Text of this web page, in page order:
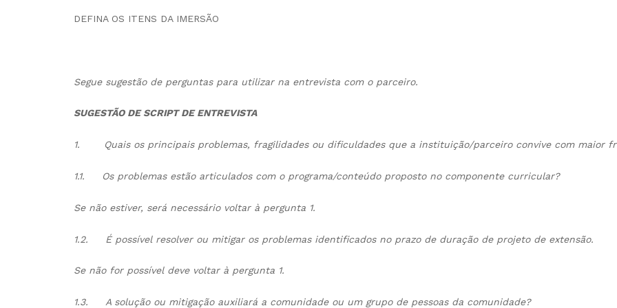
DEFINA OS ITENS DA IMERSÃO
Segue sugestão de perguntas para utilizar na entrevista com o parceiro.
SUGESTÃO DE SCRIPT DE ENTREVISTA
1. Quais os principais problemas, fragilidades ou dificuldades que a instituição/parceiro convive com maior
1.1. Os problemas estão articulados com o programa/conteúdo proposto no componente curricular?
Se não estiver, será necessário voltar à pergunta 1.
1.2. É possível resolver ou mitigar os problemas identificados no prazo de duração de projeto de extensão.
Se não for possível deve voltar à pergunta 1.
1.3. A solução ou mitigação auxiliará a comunidade ou um grupo de pessoas da comunidade?